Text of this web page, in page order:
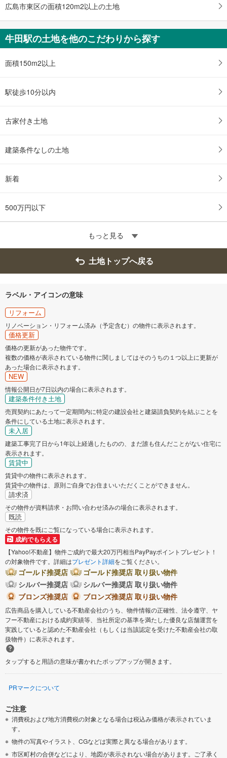
広島市東区の面積120m2以上の土地
牛田駅の土地を他のこだわりから探す
面積150m2以上
駅徒歩10分以内
古家付き土地
建築条件なしの土地
新着
500万円以下
もっと見る
土地トップへ戻る
ラベル・アイコンの意味
リフォーム
リノベーション・リフォーム済み（予定含む）の物件に表示されます。
価格更新
価格の更新があった物件です。
複数の価格が表示されている物件に関しましてはそのうちの１つ以上に更新が
あった場合に表示されます。
NEW
情報公開日が7日以内の場合に表示されます。
建築条件付き土地
売買契約にあたって一定期間内に特定の建設会社と建築請負契約を結ぶことを
条件にしている土地に表示されます。
未入居
建築工事完了日から1年以上経過したものの、まだ誰も住んだことがない住宅に
表示されます。
賃貸中
賃貸中の物件に表示されます。
賃貸中の物件は、原則ご自身でお住まいいただくことができません。
請求済
その物件が資料請求・お問い合わせ済みの場合に表示されます。
既読
その物件を既にご覧になっている場合に表示されます。
成約でもらえる
【Yahoo!不動産】物件ご成約で最大20万円相当PayPayポイントプレゼント！
の対象物件です。詳細はプレゼント詳細をご覧ください。
ゴールド推奨店
ゴールド推奨店 取り扱い物件
シルバー推奨店
シルバー推奨店 取り扱い物件
ブロンズ推奨店
ブロンズ推奨店 取り扱い物件
広告商品を購入している不動産会社のうち、物件情報の正確性、法令遵守、ヤ
フー不動産における成約実績等、当社所定の基準を満たした優良な店舗運営を
実践していると認めた不動産会社（もしくは当該認定を受けた不動産会社の取
扱物件）に表示されます。
タップすると用語の意味が書かれたポップアップが開きます。
PRマークについて
ご注意
消費税および地方消費税の対象となる場合は税込み価格が表示されていま
す。
物件の写真やイラスト、CGなどは実際と異なる場合があります。
市区町村の合併などにより、地図が表示されない場合があります。ご了承く